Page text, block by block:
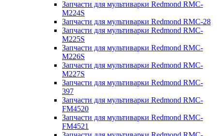
Запчасти для мультиварки Redmond RMC-
M224S
Запчасти для мультиварки Redmond RMC-28
Запчасти для мультиварки Redmond RMC-
M225S
Запчасти для мультиварки Redmond RMC-
M226S
Запчасти для мультиварки Redmond RMC-
M227S
Запчасти для мультиварки Redmond RMC-
397
Запчасти для мультиварки Redmond RMC-
FM4520
Запчасти для мультиварки Redmond RMC-
FM4521